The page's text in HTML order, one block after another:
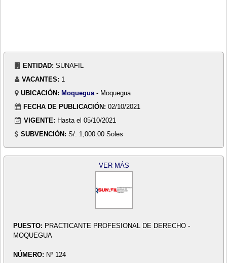
ENTIDAD: SUNAFIL
VACANTES: 1
UBICACIÓN: Moquegua - Moquegua
FECHA DE PUBLICACIÓN: 02/10/2021
VIGENTE: Hasta el 05/10/2021
SUBVENCIÓN: S/. 1,000.00 Soles
VER MÁS
PUESTO: PRACTICANTE PROFESIONAL DE DERECHO -
MOQUEGUA
NÚMERO: Nº 124